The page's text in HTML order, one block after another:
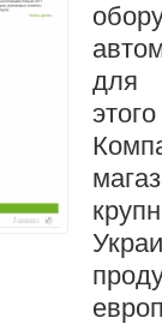
для